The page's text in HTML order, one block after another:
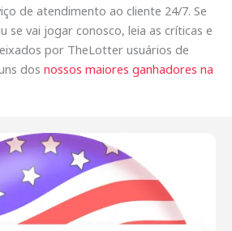
de atendimento ao cliente 24/7. Se
se vai jogar conosco, leia as críticas e
por TheLotter usuários de
dos nossos maiores ganhadores na